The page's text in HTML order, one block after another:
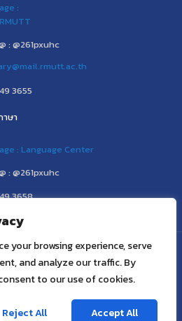
your browsing experience, serve
and analyze our traffic. By
to our use of cookies.
Reject All Accept All
:
: @261pxuhc
3655
ษา
: Language Center
: @261pxuhc
3658
RMUTT LIBRARY : ห้องสมุด
เทคโนโลยีสารสนเทศ มทร.ธัญบุรี
ติดต่อเรา